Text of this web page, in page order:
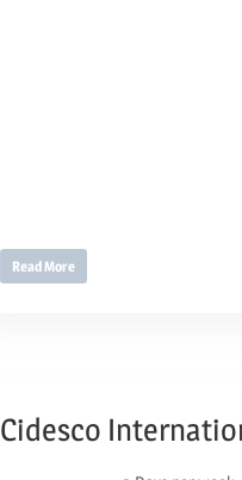
Read More
Cidesco